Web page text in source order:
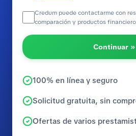
Credum puede contactarme con
comparación y productos
Continuar »
100% en línea y seguro
Solicitud gratuita, sin
Ofertas de varios